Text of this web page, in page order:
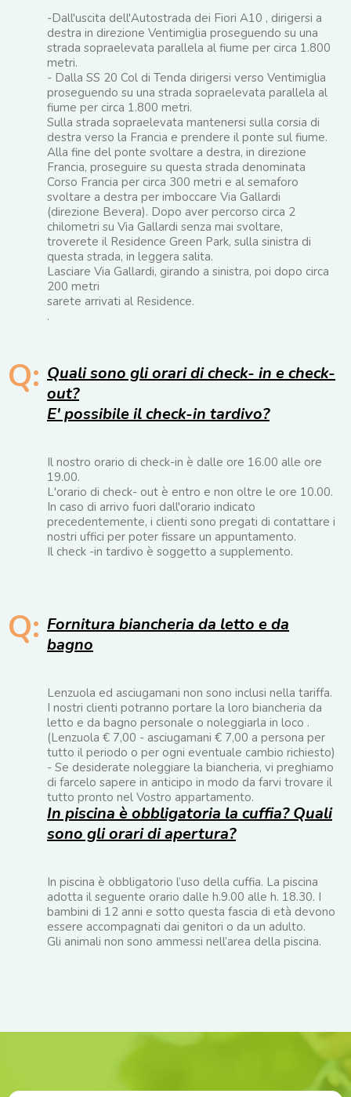
-Dall'uscita dell'Autostrada dei Fiori A10 , dirigersi a
destra in direzione Ventimiglia proseguendo su una
strada sopraelevata parallela al fiume per circa 1.800
metri.
- Dalla SS 20 Col di Tenda dirigersi verso Ventimiglia
proseguendo su una strada sopraelevata parallela al
fiume per circa 1.800 metri.
Sulla strada sopraelevata mantenersi sulla corsia di
destra verso la Francia e prendere il ponte sul fiume.
Alla fine del ponte svoltare a destra, in direzione
Francia, proseguire su questa strada denominata
Corso Francia per circa 300 metri e al semaforo
svoltare a destra per imboccare Via Gallardi
(direzione Bevera). Dopo aver percorso circa 2
chilometri su Via Gallardi senza mai svoltare,
troverete il Residence Green Park, sulla sinistra di
questa strada, in leggera salita.
Lasciare Via Gallardi, girando a sinistra, poi dopo circa
200 metri
sarete arrivati al Residence.
.
Q: Quali sono gli orari di check- in e check-
out?
E' possibile il check-in tardivo?
Il nostro orario di check-in è dalle ore 16.00 alle ore
19.00.
L'orario di check- out è entro e non oltre le ore 10.00.
In caso di arrivo fuori dall'orario indicato
precedentemente, i clienti sono pregati di contattare i
nostri uffici per poter fissare un appuntamento.
Il check -in tardivo è soggetto a supplemento.
Q: Fornitura biancheria da letto e da
bagno
Lenzuola ed asciugamani non sono inclusi nella tariffa.
I nostri clienti potranno portare la loro biancheria da
letto e da bagno personale o noleggiarla in loco .
(Lenzuola € 7,00 - asciugamani € 7,00 a persona per
tutto il periodo o per ogni eventuale cambio richiesto)
- Se desiderate noleggiare la biancheria, vi preghiamo
di farcelo sapere in anticipo in modo da farvi trovare il
tutto pronto nel Vostro appartamento.
In piscina è obbligatoria la cuffia? Quali
sono gli orari di apertura?
In piscina è obbligatorio l’uso della cuffia. La piscina
adotta il seguente orario dalle h.9.00 alle h. 18.30. I
bambini di 12 anni e sotto questa fascia di età devono
essere accompagnati dai genitori o da un adulto.
Gli animali non sono ammessi nell’area della piscina.